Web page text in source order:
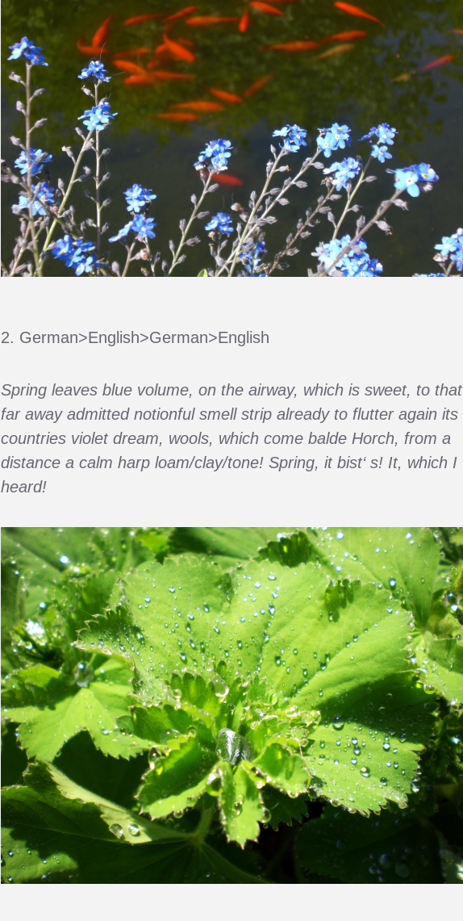
2. German>English>German>English
Spring leaves blue volume, on the airway, which is sweet, to that
far away admitted notionful smell strip already to flutter again its
countries violet dream, wools, which come balde Horch, from a
distance a calm harp loam/clay/tone! Spring, it bist‘ s! It, which I
heard!